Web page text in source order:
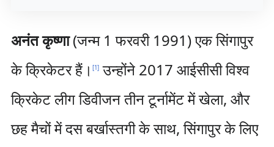
अनंत कृष्णा(जन्म 1 फरवरी 1991) एक सिंगापुर
के क्रिकेटर हैं। [1]उन्होंने 2017 आईसीसी विश्व
क्रिकेट लीग डिवीजन तीन टूर्नामेंट में खेला, और
छह मैचों में दस बर्खास्तगी के साथ, सिंगापुर के लिए